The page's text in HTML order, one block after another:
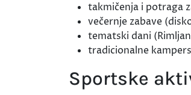
takmičenja i potraga
večernje zabave
tematski dani
tradicionalne
Sportske